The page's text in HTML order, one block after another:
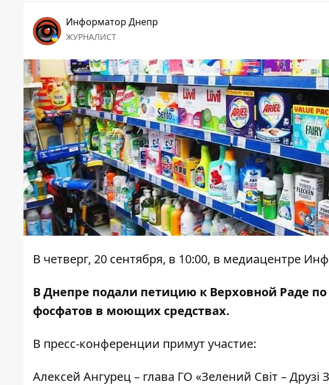
Информатор Днепр
ЖУРНАЛИСТ
В четверг, 20 сентября, в 10:00, в медиацентре
В Днепре подали петицию к Верховной Раде
фосфатов в моющих средствах.
В пресс-конференции примут участие:
Алексей Ангурец – глава ГО «Зелений Світ – Друзі